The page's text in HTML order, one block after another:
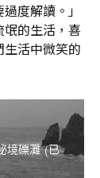
度解讀。」
的生活，喜
活中微笑的
境礫灘 (已